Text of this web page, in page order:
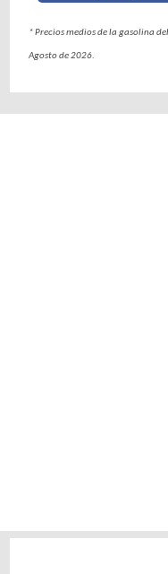
* Precios medios de la gasolina
Agosto de 2026.